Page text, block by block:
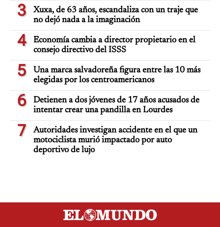
3
Xuxa, de 63 años, escandaliza con un traje que
no dejó nada a la imaginación
4
Economía cambia a director propietario en el
consejo directivo del ISSS
5
Una marca salvadoreña figura entre las 10 más
elegidas por los centroamericanos
6
Detienen a dos jóvenes de 17 años acusados de
intentar crear una pandilla en Lourdes
7
Autoridades investigan accidente en el que un
motociclista murió impactado por auto
deportivo de lujo